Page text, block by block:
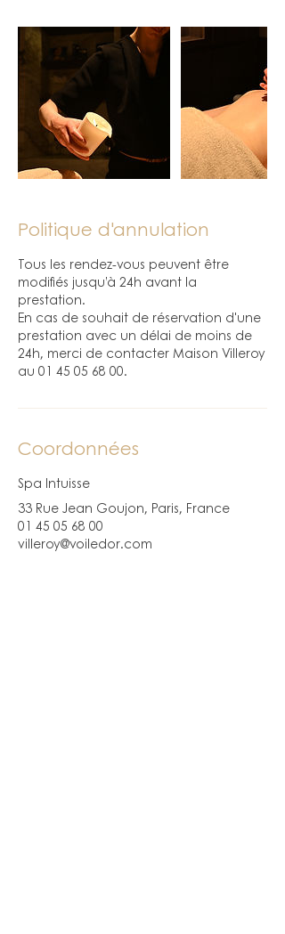
Politique d'annulation
Tous les rendez-vous peuvent être
modifiés jusqu’à 24h avant la
prestation.
En cas de souhait de réservation d'une
prestation avec un délai de moins de
24h, merci de contacter Maison Villeroy
au 01 45 05 68 00.
Coordonnées
Spa Intuisse
33 Rue Jean Goujon, Paris, France
01 45 05 68 00
villeroy@voiledor.com